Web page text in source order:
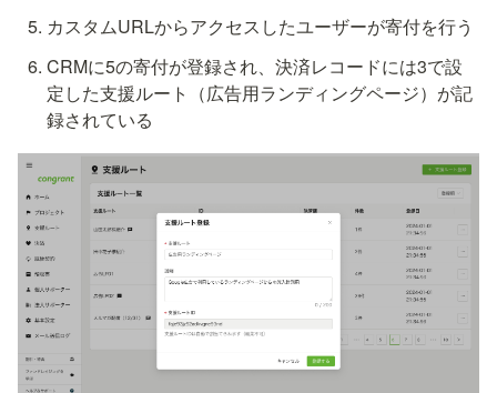
カスタムURLからアクセスしたユーザーが寄付を行う
CRMに5の寄付が登録され、決済レコードには3で設
定した支援ルート（広告用ランディングページ）が記
録されている